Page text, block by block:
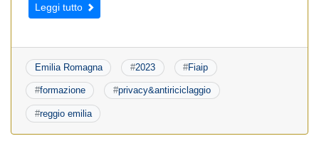
Leggi tutto
Emilia Romagna #2023 #Fiaip
#formazione #privacy&antiriciclaggio
#reggio emilia